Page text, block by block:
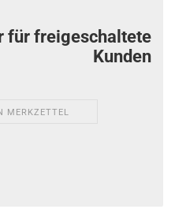
für freigeschaltete
Kunden
MERKZETTEL